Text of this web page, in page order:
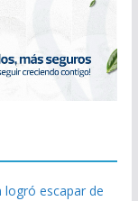
escapar de